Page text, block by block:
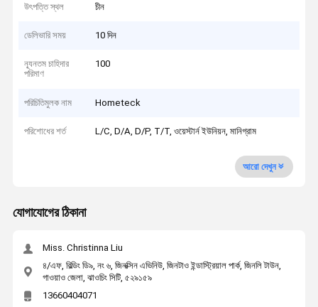
উৎপত্তি স্থল চীন
ডেলিভারি সময় 10 দিন
ন্যূনতম চাহিদার
পরিমাণ
100
পরিচিতিমুলক নাম Hometeck
পরিশোধের শর্ত L/C, D/A, D/P, T/T, ওয়েস্টার্ন ইউনিয়ন, মানিগ্রাম
আরো দেখুন
যোগাযোগের ঠিকানা
Miss. Christinna Liu
৪/এফ, বিল্ডিং ডি৯, নং ৬, জিনক্সিন এভিনিউ, জিনটাও ইন্ডাস্ট্রিয়াল পার্ক, জিনলি টাউন,
গাওয়াও জেলা, ঝাওচিং সিটি, ৫২৯১৫৯
13660404071